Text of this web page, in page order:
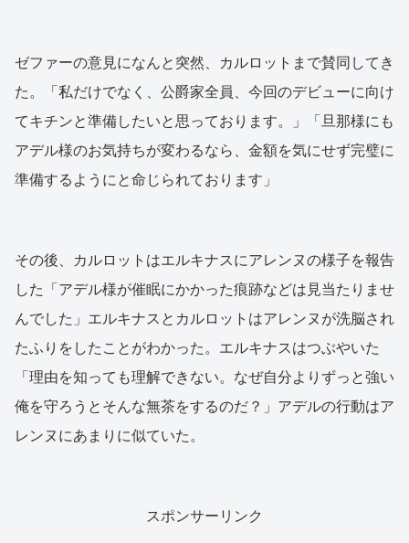
ゼファーの意見になんと突然、カルロットまで賛同してき
た。「私だけでなく、公爵家全員、今回のデビューに向け
てキチンと準備したいと思っております。」「旦那様にも
アデル様のお気持ちが変わるなら、金額を気にせず完璧に
準備するようにと命じられております」
その後、カルロットはエルキナスにアレンヌの様子を報告
した「アデル様が催眠にかかった痕跡などは見当たりませ
んでした」エルキナスとカルロットはアレンヌが洗脳され
たふりをしたことがわかった。エルキナスはつぶやいた
「理由を知っても理解できない。なぜ自分よりずっと強い
俺を守ろうとそんな無茶をするのだ？」アデルの行動はア
レンヌにあまりに似ていた。
スポンサーリンク